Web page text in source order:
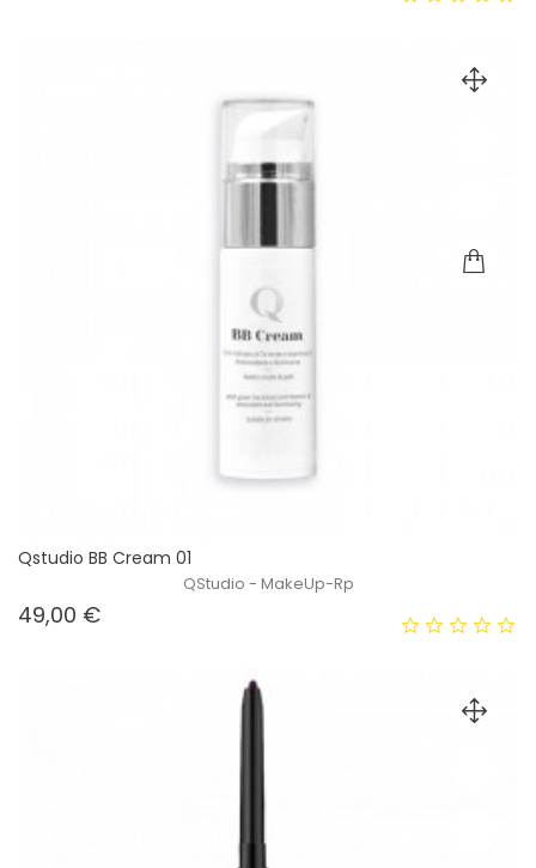
Qstudio BB Cream 01
QStudio - MakeUp-Rp
49,00 €Prezzo